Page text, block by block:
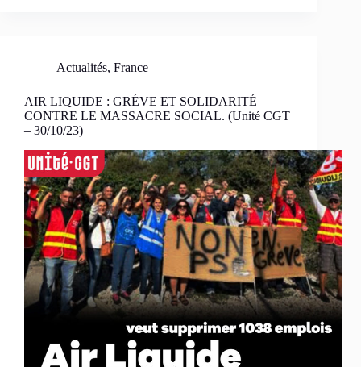
Actualités, France
AIR LIQUIDE : GRÉVE ET SOLIDARITÉ
CONTRE LE MASSACRE SOCIAL. (Unité CGT
– 30/10/23)